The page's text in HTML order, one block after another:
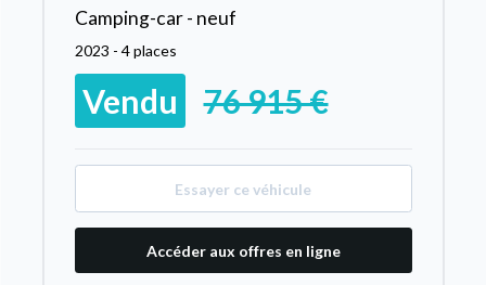
Camping-car - neuf
2023 - 4 places
Vendu 76 915 €
Essayer ce véhicule
Accéder aux offres en ligne